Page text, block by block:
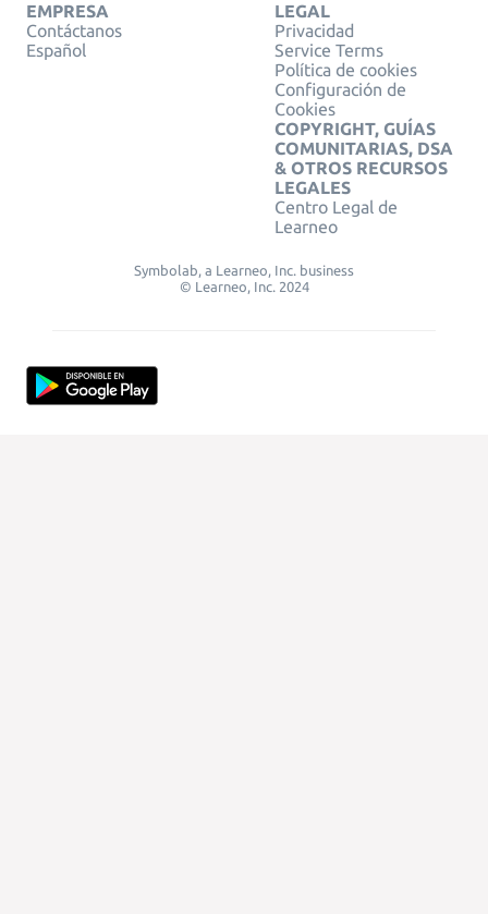
EMPRESA
Contáctanos
Español
LEGAL
Privacidad
Service Terms
Política de cookies
Configuración de
Cookies
COPYRIGHT, GUÍAS
COMUNITARIAS, DSA
& OTROS RECURSOS
LEGALES
Centro Legal de
Learneo
Symbolab, a Learneo, Inc. business
© Learneo, Inc. 2024